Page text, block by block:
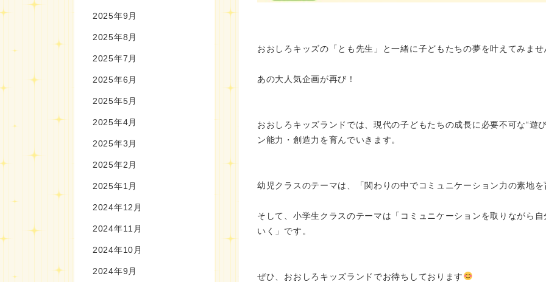
2025年9月
2025年8月
2025年7月
2025年6月
2025年5月
2025年4月
2025年3月
2025年2月
2025年1月
2024年12月
2024年11月
2024年10月
2024年9月
おおしろキッズの「とも先生」と一緒に子どもたちの夢を叶えてみませ
あの大人気企画が再び！
おおしろキッズランドでは、現代の子どもたちの成長に必要不可な“遊
ン能力・創造力を育んでいきます。
幼児クラスのテーマは、「関わりの中でコミュニケーション力の素地
そして、小学生クラスのテーマは「コミュニケーションを取りながら
いく」です。
ぜひ、おおしろキッズランドでお待ちしております